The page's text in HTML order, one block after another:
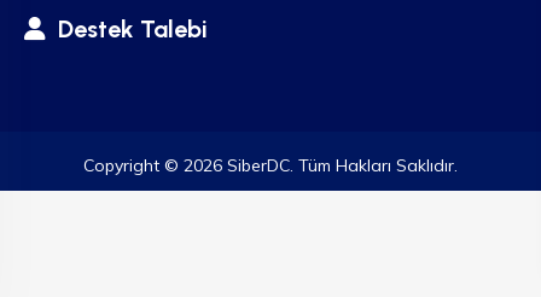
Destek Talebi
Copyright © 2026 SiberDC. Tüm Hakları Saklıdır.